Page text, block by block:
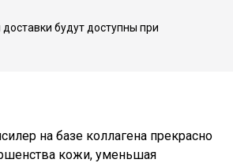
будут доступны при
на базе коллагена прекрасно
кожи, уменьшая